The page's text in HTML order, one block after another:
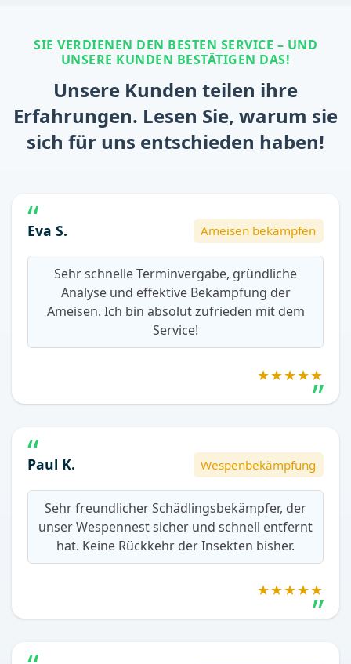
SIE VERDIENEN DEN BESTEN SERVICE – UND
UNSERE KUNDEN BESTÄTIGEN DAS!
Unsere Kunden teilen ihre
Erfahrungen. Lesen Sie, warum sie
sich für uns entschieden haben!
Eva S. Ameisen bekämpfen
Sehr schnelle Terminvergabe, gründliche
Analyse und effektive Bekämpfung der
Ameisen. Ich bin absolut zufrieden mit dem
Service!
★★★★★
Paul K. Wespenbekämpfung
Sehr freundlicher Schädlingsbekämpfer, der
unser Wespennest sicher und schnell entfernt
hat. Keine Rückkehr der Insekten bisher.
★★★★★